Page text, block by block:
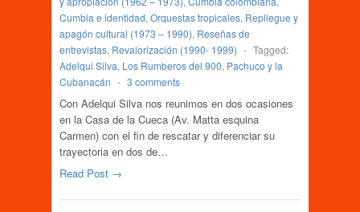
Cumbia e identidad, Orquestas tropicales, Repliegue y
apagón cultural (1973 – 1990), Reseñas de
entrevistas, Revalorización (1990- 1999) - Tagged:
Adelqui Silva, Los Rumberos del 900, Pachuco y la
Cubanacán - 3 comments
Con Adelqui Silva nos reunimos en dos ocasiones
en la Casa de la Cueca (Av. Matta esquina
Carmen) con el fin de rescatar y diferenciar su
trayectoria en dos de…
Read Post →